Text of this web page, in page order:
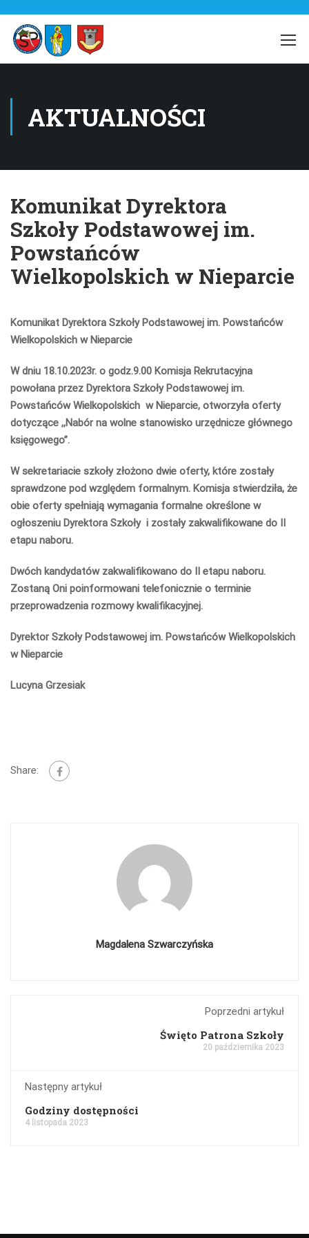
AKTUALNOŚCI
Komunikat Dyrektora
Szkoły Podstawowej im.
Powstańców
Wielkopolskich w Nieparcie
Komunikat Dyrektora Szkoły Podstawowej im. Powstańców
Wielkopolskich w Nieparcie
W dniu 18.10.2023r. o godz.9.00 Komisja Rekrutacyjna
powołana przez Dyrektora Szkoły Podstawowej im.
Powstańców Wielkopolskich w Nieparcie, otworzyła oferty
dotyczące ,,Nabór na wolne stanowisko urzędnicze głównego
księgowego’’.
W sekretariacie szkoły złożono dwie oferty, które zostały
sprawdzone pod względem formalnym. Komisja stwierdziła, że
obie oferty spełniają wymagania formalne określone w
ogłoszeniu Dyrektora Szkoły i zostały zakwalifikowane do II
etapu naboru.
Dwóch kandydatów zakwalifikowano do II etapu naboru.
Zostaną Oni poinformowani telefonicznie o terminie
przeprowadzenia rozmowy kwalifikacyjnej.
Dyrektor Szkoły Podstawowej im. Powstańców Wielkopolskich
w Nieparcie
Lucyna Grzesiak
Share:
Magdalena Szwarczyńska
Poprzedni artykuł
Święto Patrona Szkoły
20 października 2023
Następny artykuł
Godziny dostępności
4 listopada 2023